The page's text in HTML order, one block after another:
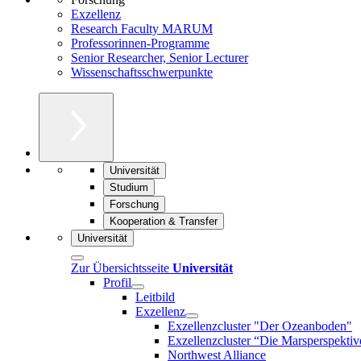
Exzellenz
Research Faculty MARUM
Professorinnen-Programme
Senior Researcher, Senior Lecturer
Wissenschaftsschwerpunkte
Universität
Studium
Forschung
Kooperation & Transfer
Universität
Zur Übersichtsseite Universität
Profil
Leitbild
Exzellenz
Exzellenzcluster "Der Ozeanboden"
Exzellenzcluster “Die
Northwest Alliance